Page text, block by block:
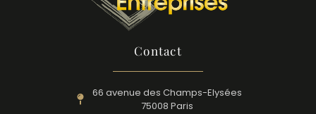
Contact
66 avenue des Champs-Elysées
75008 Paris